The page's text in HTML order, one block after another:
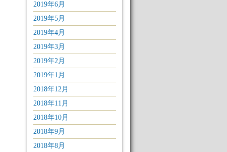
2019年6月
2019年5月
2019年4月
2019年3月
2019年2月
2019年1月
2018年12月
2018年11月
2018年10月
2018年9月
2018年8月